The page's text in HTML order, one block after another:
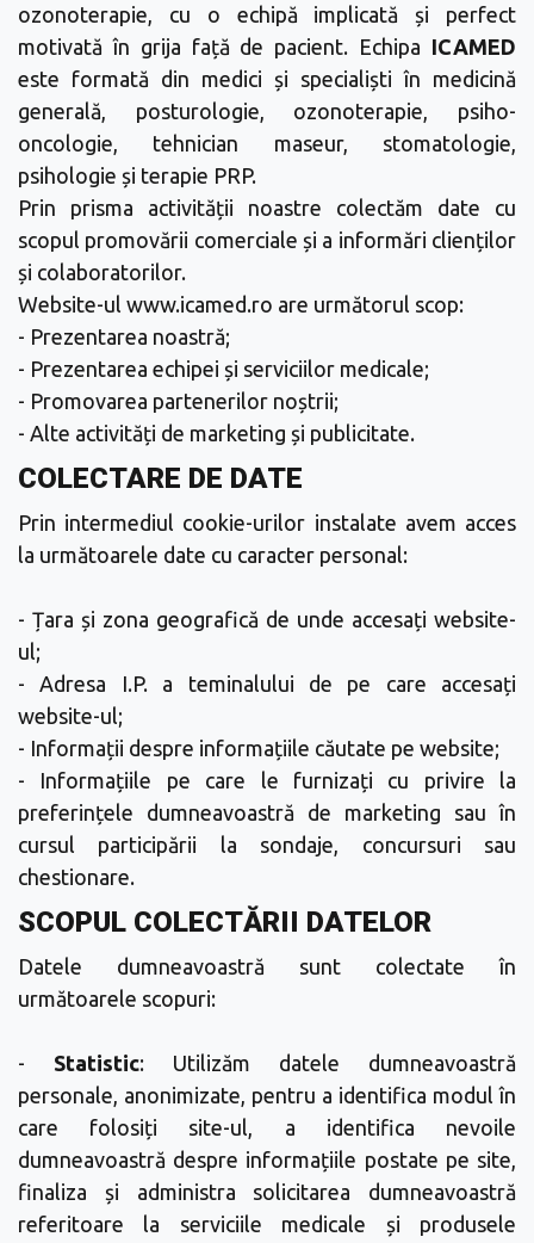
ozonoterapie, cu o echipă implicată și perfect
motivată în grija față de pacient. Echipa ICAMED
este formată din medici și specialiști în medicină
generală, posturologie, ozonoterapie, psiho-
oncologie, tehnician maseur, stomatologie,
psihologie și terapie PRP.
Prin prisma activității noastre colectăm date cu
scopul promovării comerciale și a informări clienților
și colaboratorilor.
Website-ul www.icamed.ro are următorul scop:
- Prezentarea noastră;
- Prezentarea echipei și serviciilor medicale;
- Promovarea partenerilor noștrii;
- Alte activități de marketing și publicitate.
COLECTARE DE DATE
Prin intermediul cookie-urilor instalate avem acces
la următoarele date cu caracter personal:
- Țara și zona geografică de unde accesați website-
ul;
- Adresa I.P. a teminalului de pe care accesați
website-ul;
- Informații despre informațiile căutate pe website;
- Informațiile pe care le furnizați cu privire la
preferințele dumneavoastră de marketing sau în
cursul participării la sondaje, concursuri sau
chestionare.
SCOPUL COLECTĂRII DATELOR
Datele dumneavoastră sunt colectate în
următoarele scopuri:
- Statistic: Utilizăm datele dumneavoastră
personale, anonimizate, pentru a identifica modul în
care folosiți site-ul, a identifica nevoile
dumneavoastră despre informațiile postate pe site,
finaliza și administra solicitarea dumneavoastră
referitoare la serviciile medicale și produsele